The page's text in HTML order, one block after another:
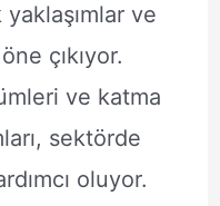
ve
çıkıyor.
ve katma
sektörde
oluyor.